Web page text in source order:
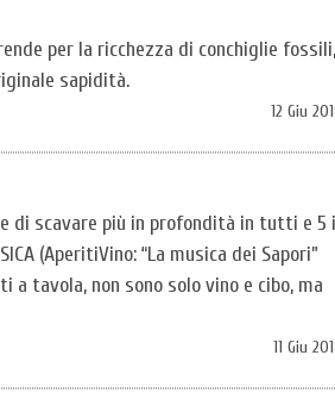
per la ricchezza di conchiglie fossili,
sapidità.
12 Giu
di scavare più in profondità in tutti e 5 i
(AperitiVino: “La musica dei Sapori”
a tavola, non sono solo vino e cibo, ma
11 Giu